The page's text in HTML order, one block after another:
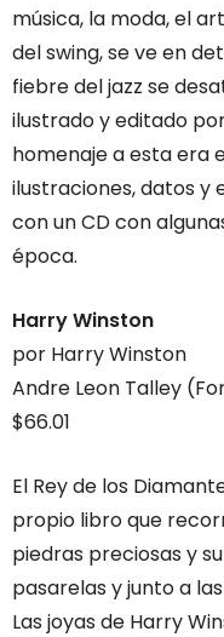
música, la moda, el
del swing, se ve en
fiebre del jazz se
ilustrado y editado
homenaje a esta era
ilustraciones, datos y
con un CD con
época.
Harry Winston
por Harry Winston
Andre Leon Talley
$66.01
El Rey de los
propio libro que
piedras preciosas y
pasarelas y junto a
Las joyas de Harry